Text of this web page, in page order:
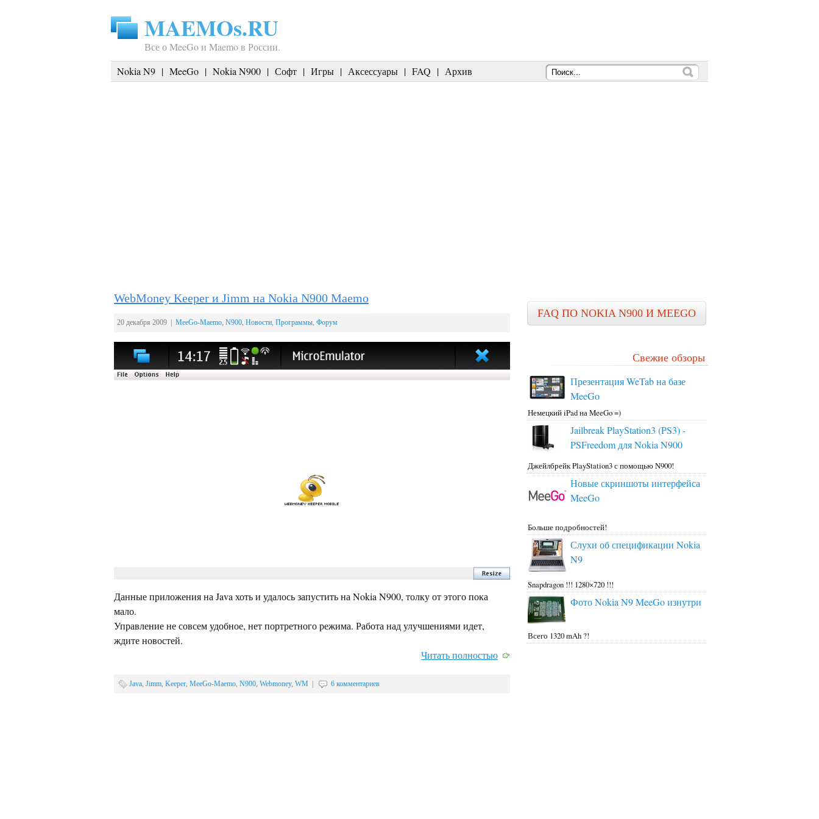
MAEMOs.RU
Все о MeeGo и Maemo в России.
Nokia N9 | MeeGo | Nokia N900 | Софт | Игры | Аксессуары | FAQ | Архив
WebMoney Keeper и Jimm на Nokia N900 Maemo
20 декабря 2009 | MeeGo-Maemo, N900, Новости, Программы, Форум
Данные приложения на Java хоть и удалось запустить на Nokia N900, толку от этого пока
мало.
Управление не совсем удобное, нет портретного режима. Работа над улучшениями идет,
ждите новостей.
Читать полностью
Java, Jimm, Keeper, MeeGo-Maemo, N900, Webmoney, WM 6 комментариев
FAQ ПО NOKIA N900 И MEEGO
Свежие обзоры
Презентация WeTab на базе
MeeGo
Немецкий iPad на MeeGo =)
Jailbreak PlayStation3 (PS3) -
PSFreedom для Nokia N900
Джейлбрейк PlayStation3 с помощью N900!
Новые скриншоты интерфейса
MeeGo
Больше подробностей!
Слухи об спецификации Nokia
N9
Snapdragon !!! 1280×720 !!!
Фото Nokia N9 MeeGo изнутри
Всего 1320 mAh ?!